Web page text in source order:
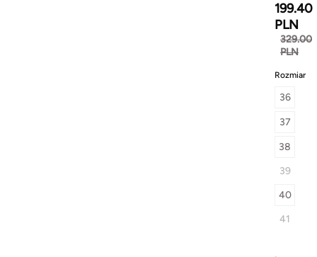
199.40
PLN
329.00
PLN
Rozmiar
36
37
38
39
40
41